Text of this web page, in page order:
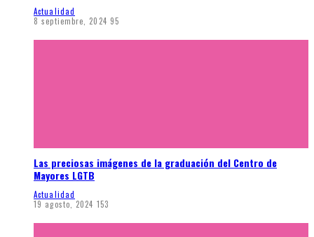
Actualidad
8 septiembre, 2024 95
Las preciosas imágenes de la graduación del Centro de
Mayores LGTB
Actualidad
19 agosto, 2024 153